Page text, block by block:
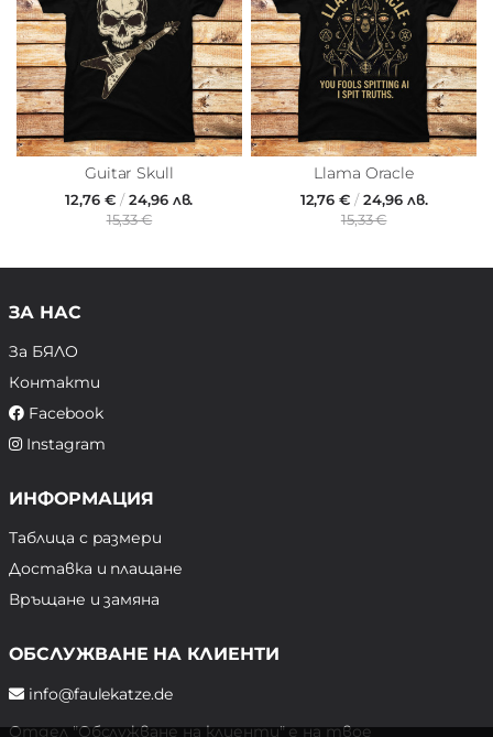
Guitar Skull
12,76 € /24,96 лв.
15,33 €
Llama Oracle
12,76 €/24,96 лв.
15,33 €
ЗА НАС
За БЯЛО
Контакти
Facebook
Instagram
ИНФОРМАЦИЯ
Таблица с размери
Доставка и плащане
Връщане и замяна
ОБСЛУЖВАНЕ НА КЛИЕНТИ
info@faulekatze.de
Отдел "Обслужване на клиенти" е на твое